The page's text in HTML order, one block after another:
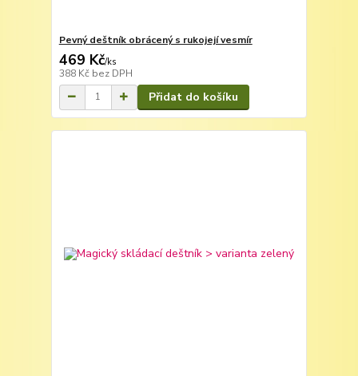
Pevný deštník obrácený s rukojejí vesmír
469 Kč/ks
388 Kč bez DPH
Přidat do košíku